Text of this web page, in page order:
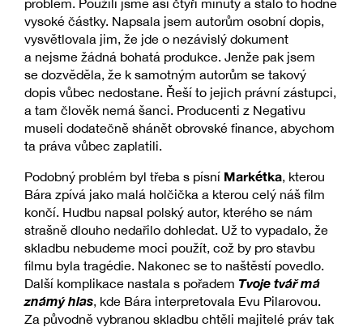
problém. Použili jsme asi čtyři minuty a stálo to hodně
vysoké částky. Napsala jsem autorům osobní dopis,
vysvětlovala jim, že jde o nezávislý dokument
a nejsme žádná bohatá produkce. Jenže pak jsem
se dozvěděla, že k samotným autorům se takový
dopis vůbec nedostane. Řeší to jejich právní zástupci,
a tam člověk nemá šanci. Producenti z Negativu
museli dodatečně shánět obrovské finance, abychom
ta práva vůbec zaplatili.
Podobný problém byl třeba s písní Markétka, kterou
Bára zpívá jako malá holčička a kterou celý náš film
končí. Hudbu napsal polský autor, kterého se nám
strašně dlouho nedařilo dohledat. Už to vypadalo, že
skladbu nebudeme moci použít, což by pro stavbu
filmu byla tragédie. Nakonec se to naštěstí povedlo.
Další komplikace nastala s pořadem Tvoje tvář má
známý hlas, kde Bára interpretovala Evu Pilarovou.
Za původně vybranou skladbu chtěli majitelé práv tak